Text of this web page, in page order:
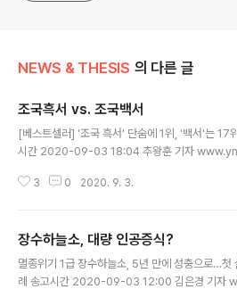
NEWS & THESIS 의 다른 글
조국흑서 vs. 조국백서
[베스트셀러] '조국 흑서' 단숨에 1위, '백서'는 17
시간 2020-09-03 18:04 추왕훈 기자
re/books [베스트셀러] '조국 흑서' 단숨에 1위, '
03 18:04) www.yna.co.kr 어느 정도는 예상한
었다. 꼭 보수우파라 아니라 해도 조국사태를 비판
보는 이는 적지 않았으니 더구나 그것이 겨냥한 상
3 0 2020. 9. 3.
장수하늘소, 대량 인공증식?
멸종위기 1급 장수하늘소, 5년 만에 성충으로…첫
례 송고시간 2020-09-03 12:00 김은경 기자